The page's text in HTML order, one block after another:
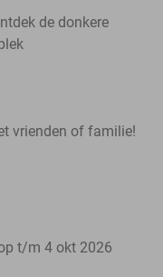
de donkere
vrienden of familie!
t/m 4 okt 2026